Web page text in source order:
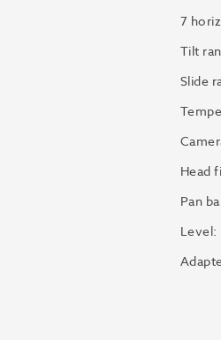
7
Tilt
Slide
Head
Pan
Level: